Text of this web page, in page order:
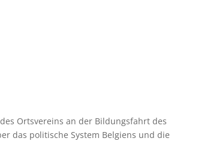
Ortsvereins an der Bildungsfahrt des
das politische System Belgiens und die